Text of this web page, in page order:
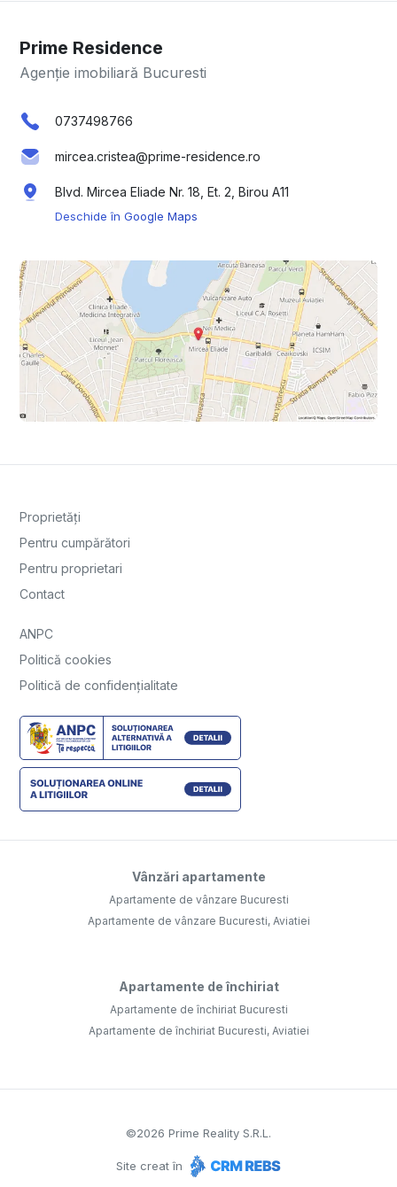
Prime Residence
Agenție imobiliară Bucuresti
0737498766
mircea.cristea@prime-residence.ro
Blvd. Mircea Eliade Nr. 18, Et. 2, Birou A11
Deschide în Google Maps
Proprietăți
Pentru cumpărători
Pentru proprietari
Contact
ANPC
Politică cookies
Politică de confidențialitate
Vânzări apartamente
Apartamente de vânzare Bucuresti
Apartamente de vânzare Bucuresti, Aviatiei
Apartamente de închiriat
Apartamente de închiriat Bucuresti
Apartamente de închiriat Bucuresti, Aviatiei
©2026 Prime Reality S.R.L.
Site creat în